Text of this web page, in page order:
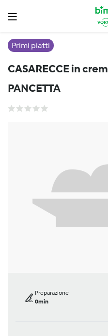
Primi piatti
CASARECCE in
PANCETTA
Preparazione
0min